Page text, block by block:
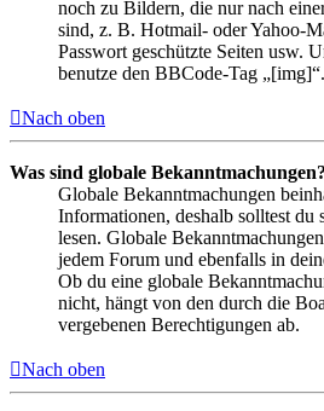
noch zu Bildern, die nur nach
sind, z. B. Hotmail- oder Yahoo-
Passwort geschützte Seiten usw.
benutze den BBCode-Tag „[img]“.
Nach oben
Was sind globale Bekanntmachungen?
Globale Bekanntmachungen
Informationen, deshalb solltest du
lesen. Globale
jedem Forum und ebenfalls in
Ob du eine globale
nicht, hängt von den durch die
vergebenen Berechtigungen ab.
Nach oben